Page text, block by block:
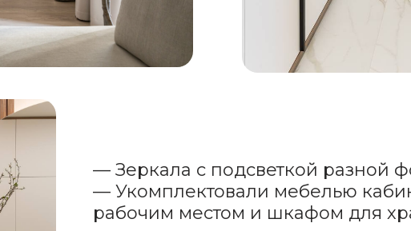
— Зеркала с подсветкой разной
— Укомплектовали мебелью
рабочим местом и шкафом для